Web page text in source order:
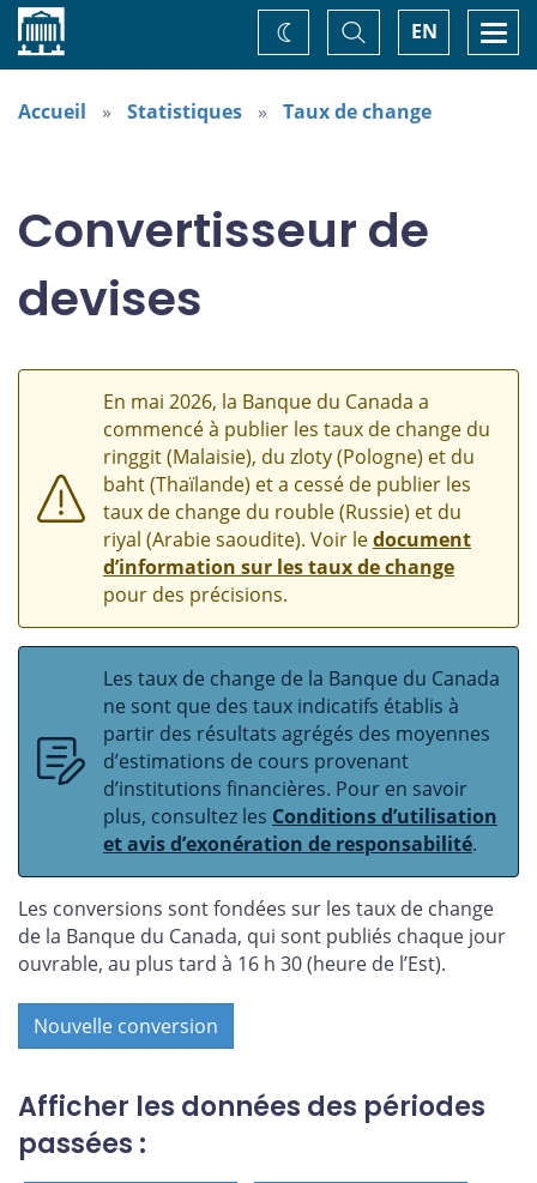
Accueil EN
Basculer
la
recherche
Changez
de
thème
Accueil Statistiques Taux de change
Convertisseur de
devises
En mai 2026, la Banque du Canada a
commencé à publier les taux de change du
ringgit (Malaisie), du zloty (Pologne) et du
baht (Thaïlande) et a cessé de publier les
taux de change du rouble (Russie) et du
riyal (Arabie saoudite). Voir ledocument
d’information sur les taux de change
pour des précisions.
Les taux de change de la Banque du Canada
ne sont que des taux indicatifs établis à
partir des résultats agrégés des moyennes
d’estimations de cours provenant
d’institutions financières. Pour en savoir
plus, consultez les Conditions d’utilisation
et avis d’exonération de responsabilité.
Les conversions sont fondées sur les taux de change
de la Banque du Canada, qui sont publiés chaque jour
ouvrable, au plus tard à 16 h 30 (heure de l’Est).
Nouvelle conversion
Afficher les données des périodes
passées :